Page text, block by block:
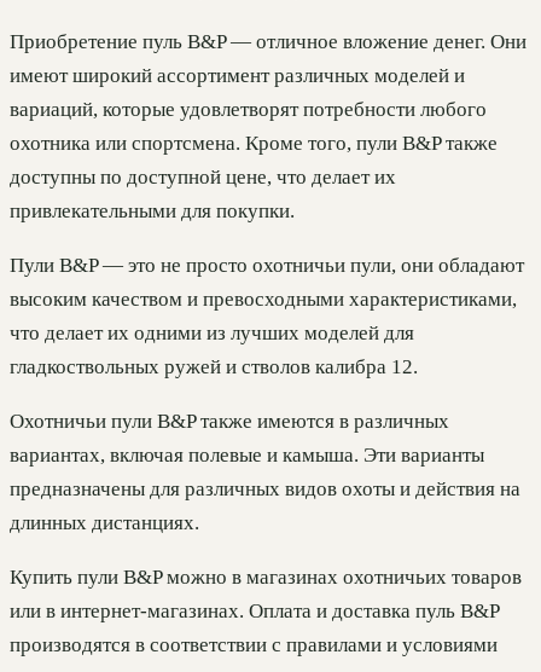
Приобретение пуль B&P — отличное вложение денег. Они
имеют широкий ассортимент различных моделей и
вариаций, которые удовлетворят потребности любого
охотника или спортсмена. Кроме того, пули B&P также
доступны по доступной цене, что делает их
привлекательными для покупки.
Пули B&P — это не просто охотничьи пули, они обладают
высоким качеством и превосходными характеристиками,
что делает их одними из лучших моделей для
гладкоствольных ружей и стволов калибра 12.
Охотничьи пули B&P также имеются в различных
вариантах, включая полевые и камыша. Эти варианты
предназначены для различных видов охоты и действия на
длинных дистанциях.
Купить пули B&P можно в магазинах охотничьих товаров
или в интернет-магазинах. Оплата и доставка пуль B&P
производятся в соответствии с правилами и условиями